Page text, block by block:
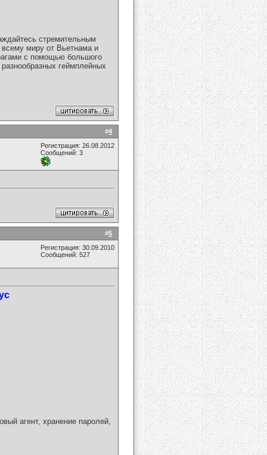
стремительным
миру от Вьетнама и
с помощью большого
геймплейных
#4
Регистрация: 26.08.2012
Сообщений: 3
#5
Регистрация: 30.09.2010
Сообщений: 527
агент, хранение паролей,